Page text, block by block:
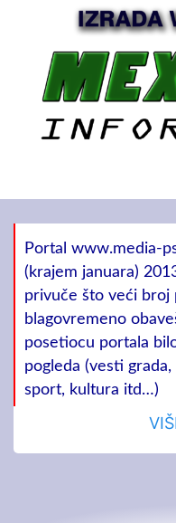
Portal www.media-
(krajem januara)
privuče što veći broj
blagovremeno
posetiocu portala
pogleda (vesti
sport, kultura itd…)